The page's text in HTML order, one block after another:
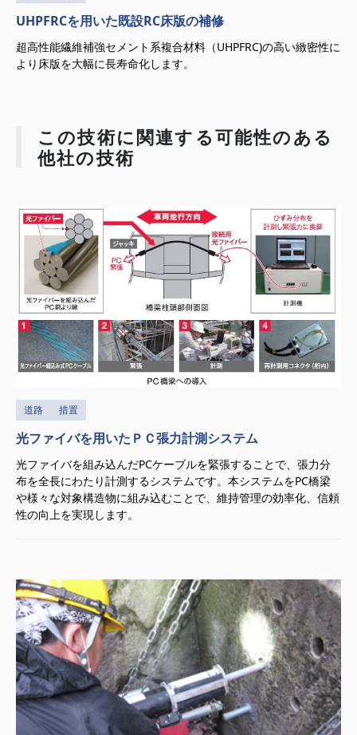
UHPFRCを用いた既設RC床版の補修
超高性能繊維補強セメント系複合材料（UHPFRC)の高い緻密性に
より床版を大幅に長寿命化します。
この技術に関連する可能性のある
他社の技術
道路 措置
光ファイバを用いたＰＣ張力計測システム
光ファイバを組み込んだPCケーブルを緊張することで、張力分
布を全長にわたり計測するシステムです。本システムをPC橋梁
や様々な対象構造物に組み込むことで、維持管理の効率化、信頼
性の向上を実現します。